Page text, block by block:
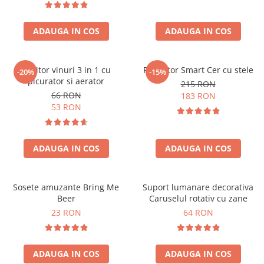
ADAUGA IN COS ADAUGA IN COS
-20%
Racitor vinuri 3 in 1 cu
picurator si aerator
66 RON
53 RON
ADAUGA IN COS
-15%
Proiector Smart Cer cu stele
215 RON
183 RON
ADAUGA IN COS
Sosete amuzante Bring Me
Beer
23 RON
ADAUGA IN COS
Suport lumanare decorativa
Caruselul rotativ cu zane
64 RON
ADAUGA IN COS